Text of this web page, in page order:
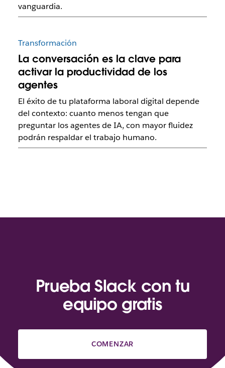
vanguardia.
Transformación
La conversación es la clave para
activar la productividad de los
agentes
El éxito de tu plataforma laboral digital depende
del contexto: cuanto menos tengan que
preguntar los agentes de IA, con mayor fluidez
podrán respaldar el trabajo humano.
Prueba Slack con tu
equipo gratis
COMENZAR